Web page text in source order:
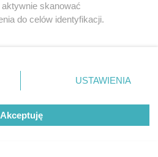
skanować
do celów identyfikacji.
przycisk ustawień prywatności
rogu strony
nie wymagają zgody
sprzeciwić się takiemu
będą miały zastosowania tylko
USTAWIENIA
Akceptuję